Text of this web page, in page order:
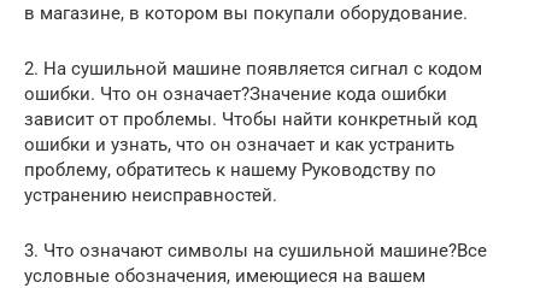
в магазине, в котором вы покупали оборудование.
2. На сушильной машине появляется сигнал с кодом
ошибки. Что он означает?Значение кода ошибки
зависит от проблемы. Чтобы найти конкретный код
ошибки и узнать, что он означает и как устранить
проблему, обратитесь к нашему Руководству по
устранению неисправностей.
3. Что означают символы на сушильной машине?Все
условные обозначения, имеющиеся на вашем